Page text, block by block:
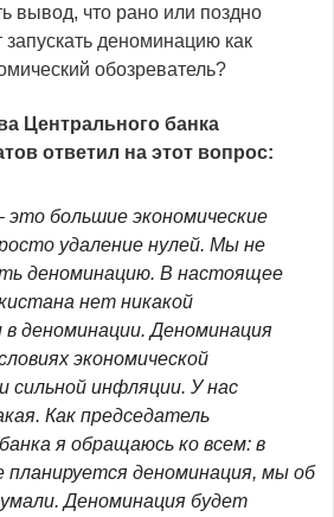
вывод, что рано или поздно
запускать деноминацию как
обозреватель?
Центрального банка
ответил на этот вопрос:
это большие экономические
удаление нулей. Мы не
деноминацию. В настоящее
нет никакой
в деноминации. Деноминация
экономической
сильной инфляции. У нас
Как председатель
я обращаюсь ко всем: в
планируется деноминация, мы об
Деноминация будет